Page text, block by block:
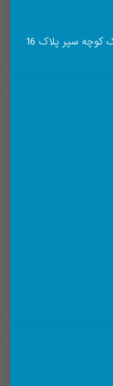
تهران - بلوار افریقا پایین تر از جهان کودک کوچه سپر پلاک 16